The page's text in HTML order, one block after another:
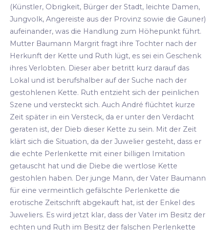
(Künstler, Obrigkeit, Bürger der Stadt, leichte Damen,
Jungvolk, Angereiste aus der Provinz sowie die Gauner)
aufeinander, was die Handlung zum Höhepunkt führt.
Mutter Baumann Margrit fragt ihre Tochter nach der
Herkunft der Kette und Ruth lügt, es sei ein Geschenk
ihres Verlobten. Dieser aber betritt kurz darauf das
Lokal und ist berufshalber auf der Suche nach der
gestohlenen Kette. Ruth entzieht sich der peinlichen
Szene und versteckt sich. Auch André flüchtet kurze
Zeit später in ein Versteck, da er unter den Verdacht
geraten ist, der Dieb dieser Kette zu sein. Mit der Zeit
klärt sich die Situation, da der Juwelier gesteht, dass er
die echte Perlenkette mit einer billigen Imitation
getauscht hat und die Diebe die wertlose Kette
gestohlen haben. Der junge Mann, der Vater Baumann
für eine vermeintlich gefälschte Perlenkette die
erotische Zeitschrift abgekauft hat, ist der Enkel des
Juweliers. Es wird jetzt klar, dass der Vater im Besitz der
echten und Ruth im Besitz der falschen Perlenkette